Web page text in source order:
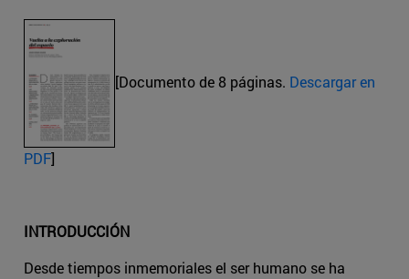
[Documento de 8 páginas. Descargar en
PDF]
INTRODUCCIÓN
Desde tiempos inmemoriales el ser humano se ha